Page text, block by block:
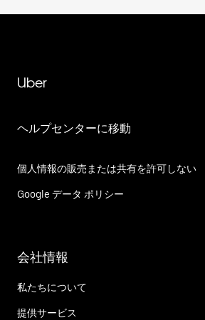
Uber
ヘルプセンターに移動
個人情報の販売または共有を許可しない
Google データ ポリシー
会社情報
私たちについて
提供サービス